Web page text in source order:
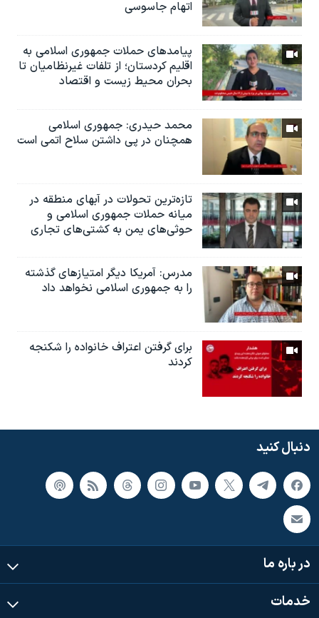
اتهام جاسوسی
پیامدهای حملات جمهوری اسلامی به
اقلیم کردستان؛ از تلفات غیرنظامیان تا
بحران محیط زیست و اقتصاد
محمد حیدری: جمهوری اسلامی
همچنان در‌ پی داشتن سلاح اتمی است
تازه‌ترین‌ تحولات در آبهای منطقه در
میانه حملات جمهوری اسلامی و
حوثی‌های یمن به کشتی‌های تجاری
مدرس: آمریکا دیگر امتیازهای گذشته
را به جمهوری اسلامی نخواهد داد
براى گرفتن اعتراف خانواده را شكنجه
کردند
دنبال کنید
در باره ما
خدمات